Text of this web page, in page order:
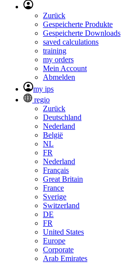
Zurück
Gespeicherte Produkte
Gespeicherte Downloads
saved calculations
training
my orders
Mein Account
Abmelden
my ips
regio
Zurück
Deutschland
Nederland
België
NL
FR
Nederland
Français
Great Britain
France
Sverige
Switzerland
DE
FR
United States
Europe
Corporate
Arab Emirates